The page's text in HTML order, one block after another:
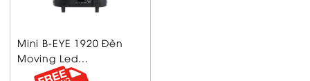
Mini B-EYE 1920 Đèn
Moving Led...